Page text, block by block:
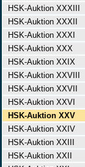
HSK-Auktion XXXIII
HSK-Auktion XXXII
HSK-Auktion XXXI
HSK-Auktion XXX
HSK-Auktion XXIX
HSK-Auktion XXVIII
HSK-Auktion XXVII
HSK-Auktion XXVI
HSK-Auktion XXV
HSK-Auktion XXIV
HSK-Auktion XXIII
HSK-Auktion XXII